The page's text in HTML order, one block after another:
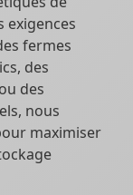
exigences
fermes
des
des
nous
maximiser